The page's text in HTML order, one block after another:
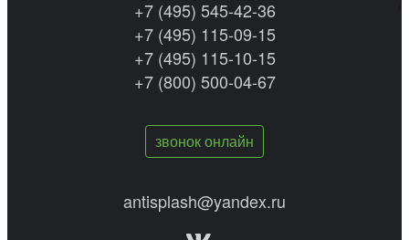
+7 (495) 545-42-36
+7 (495) 115-09-15
+7 (495) 115-10-15
+7 (800) 500-04-67
звонок онлайн
antisplash@yandex.ru